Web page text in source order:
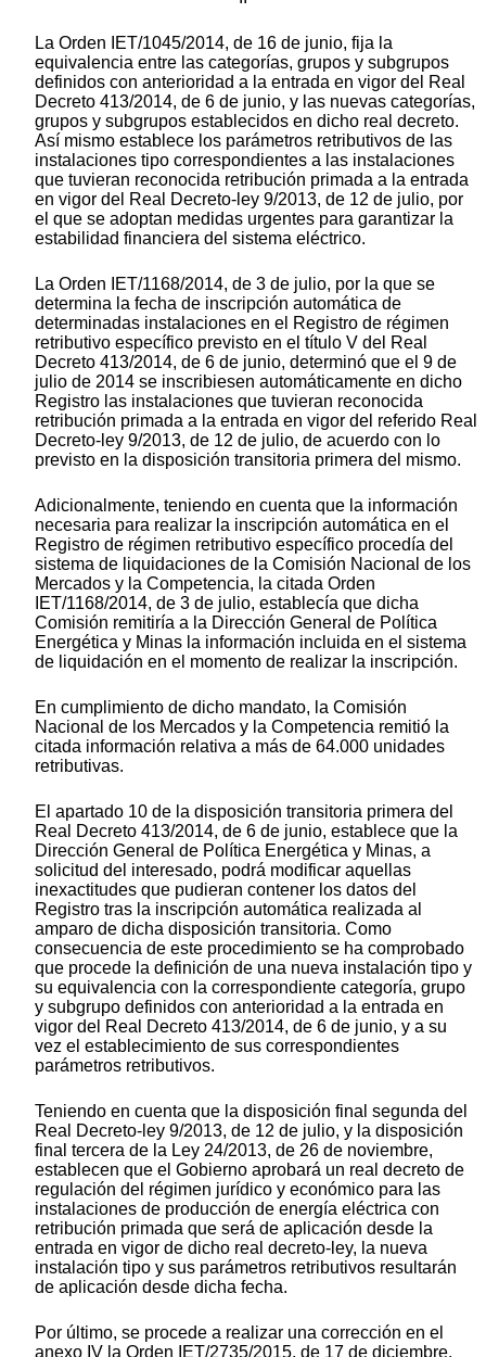
La Orden IET/1045/2014, de 16 de junio, fija la
equivalencia entre las categorías, grupos y subgrupos
definidos con anterioridad a la entrada en vigor del Real
Decreto 413/2014, de 6 de junio, y las nuevas categorías,
grupos y subgrupos establecidos en dicho real decreto.
Así mismo establece los parámetros retributivos de las
instalaciones tipo correspondientes a las instalaciones
que tuvieran reconocida retribución primada a la entrada
en vigor del Real Decreto-ley 9/2013, de 12 de julio, por
el que se adoptan medidas urgentes para garantizar la
estabilidad financiera del sistema eléctrico.
La Orden IET/1168/2014, de 3 de julio, por la que se
determina la fecha de inscripción automática de
determinadas instalaciones en el Registro de régimen
retributivo específico previsto en el título V del Real
Decreto 413/2014, de 6 de junio, determinó que el 9 de
julio de 2014 se inscribiesen automáticamente en dicho
Registro las instalaciones que tuvieran reconocida
retribución primada a la entrada en vigor del referido Real
Decreto-ley 9/2013, de 12 de julio, de acuerdo con lo
previsto en la disposición transitoria primera del mismo.
Adicionalmente, teniendo en cuenta que la información
necesaria para realizar la inscripción automática en el
Registro de régimen retributivo específico procedía del
sistema de liquidaciones de la Comisión Nacional de los
Mercados y la Competencia, la citada Orden
IET/1168/2014, de 3 de julio, establecía que dicha
Comisión remitiría a la Dirección General de Política
Energética y Minas la información incluida en el sistema
de liquidación en el momento de realizar la inscripción.
En cumplimiento de dicho mandato, la Comisión
Nacional de los Mercados y la Competencia remitió la
citada información relativa a más de 64.000 unidades
retributivas.
El apartado 10 de la disposición transitoria primera del
Real Decreto 413/2014, de 6 de junio, establece que la
Dirección General de Política Energética y Minas, a
solicitud del interesado, podrá modificar aquellas
inexactitudes que pudieran contener los datos del
Registro tras la inscripción automática realizada al
amparo de dicha disposición transitoria. Como
consecuencia de este procedimiento se ha comprobado
que procede la definición de una nueva instalación tipo y
su equivalencia con la correspondiente categoría, grupo
y subgrupo definidos con anterioridad a la entrada en
vigor del Real Decreto 413/2014, de 6 de junio, y a su
vez el establecimiento de sus correspondientes
parámetros retributivos.
Teniendo en cuenta que la disposición final segunda del
Real Decreto-ley 9/2013, de 12 de julio, y la disposición
final tercera de la Ley 24/2013, de 26 de noviembre,
establecen que el Gobierno aprobará un real decreto de
regulación del régimen jurídico y económico para las
instalaciones de producción de energía eléctrica con
retribución primada que será de aplicación desde la
entrada en vigor de dicho real decreto-ley, la nueva
instalación tipo y sus parámetros retributivos resultarán
de aplicación desde dicha fecha.
Por último, se procede a realizar una corrección en el
anexo IV la Orden IET/2735/2015, de 17 de diciembre,